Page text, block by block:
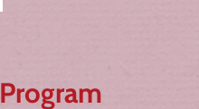
Program